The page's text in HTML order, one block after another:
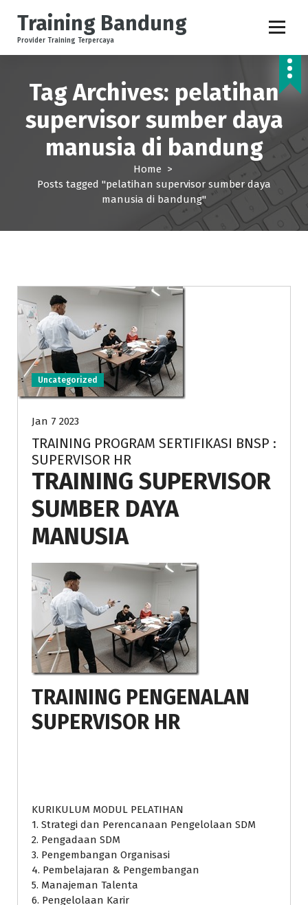
p
Training Bandung
Provider Training Terpercaya
Tag Archives: pelatihan
supervisor sumber daya
manusia di bandung
Home >
Posts tagged "pelatihan supervisor sumber daya
manusia di bandung"
Uncategorized
Jan 7 2023
TRAINING PROGRAM SERTIFIKASI BNSP :
SUPERVISOR HR
TRAINING SUPERVISOR
SUMBER DAYA
MANUSIA
TRAINING PENGENALAN
SUPERVISOR HR
KURIKULUM MODUL PELATIHAN
1. Strategi dan Perencanaan Pengelolaan SDM
2. Pengadaan SDM
3. Pengembangan Organisasi
4. Pembelajaran & Pengembangan
5. Manajeman Talenta
6. Pengelolaan Karir